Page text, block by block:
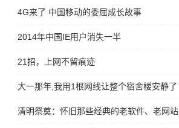
4G来了 中国移动的委屈成长故事
2014年中国IE用户消失一半
21招，上网不留痕迹
大一那年,我用1根网线让整个宿舍楼安静了
清明祭奠：怀旧那些经典的老软件、老网站